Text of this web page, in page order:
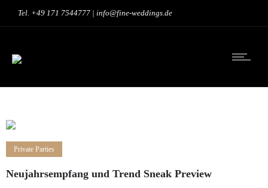
Tel. +49 171 7544777 | info@fine-weddings.de
Private Parties
Neujahrsempfang und Trend Sneak Preview